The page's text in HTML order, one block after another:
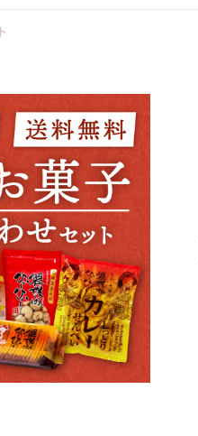
小分け袋
レッシング
の爪